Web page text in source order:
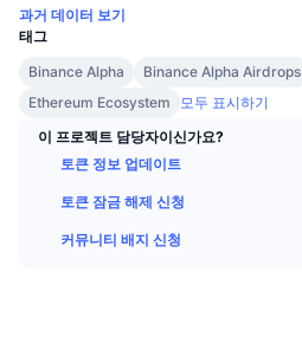
과거 데이터 보기
태그
Binance Alpha
Binance Alpha Airdrops
Ethereum Ecosystem
모두 표시하기
이 프로젝트 담당자이신가요?
토큰 정보 업데이트
토큰 잠금 해제 신청
커뮤니티 배지 신청